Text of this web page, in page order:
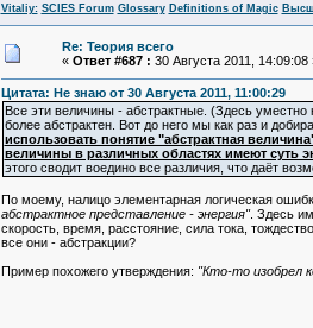
Vitaliy: SCIES Forum Glossary Definitions of Magic
Re: Теория всего
« Ответ #687 : 30 Августа 2011, 14:09:08
Цитата: Не знаю от 30 Августа 2011, 11:00:29
Все эти величины - абстрактные. (Здесь
более абстрактен. Вот до него мы как раз и
использовать понятие "абстрактная
величины в различных областях имеют суть
этого сводит воедино все различия, что даёт
По моему, налицо элементарная логическая
абстрактное представление - энергия". Здесь
скорость, время, расстояние, сила тока,
все они - абстракции?
Пример похожего утверждения: "Кто-то изобрел